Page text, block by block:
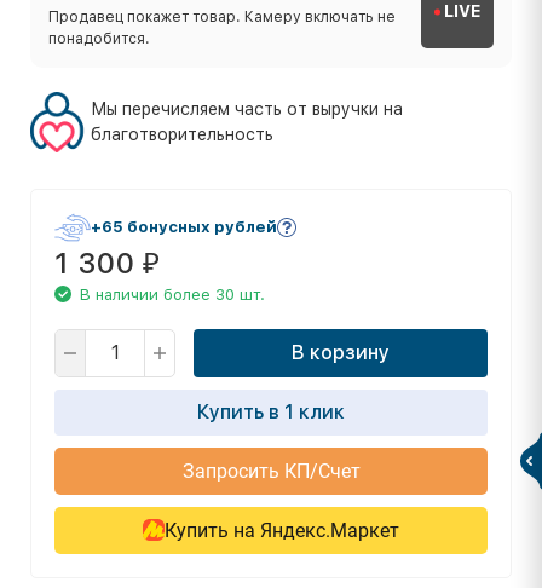
Продавец покажет товар. Камеру включать не
понадобится.
LIVE
Мы перечисляем часть от выручки на
благотворительность
+65 бонусных рублей
1 300 ₽
В наличии более 30 шт.
В корзину
Купить в 1 клик
Запросить КП/Счет
Купить на Яндекс.Маркет